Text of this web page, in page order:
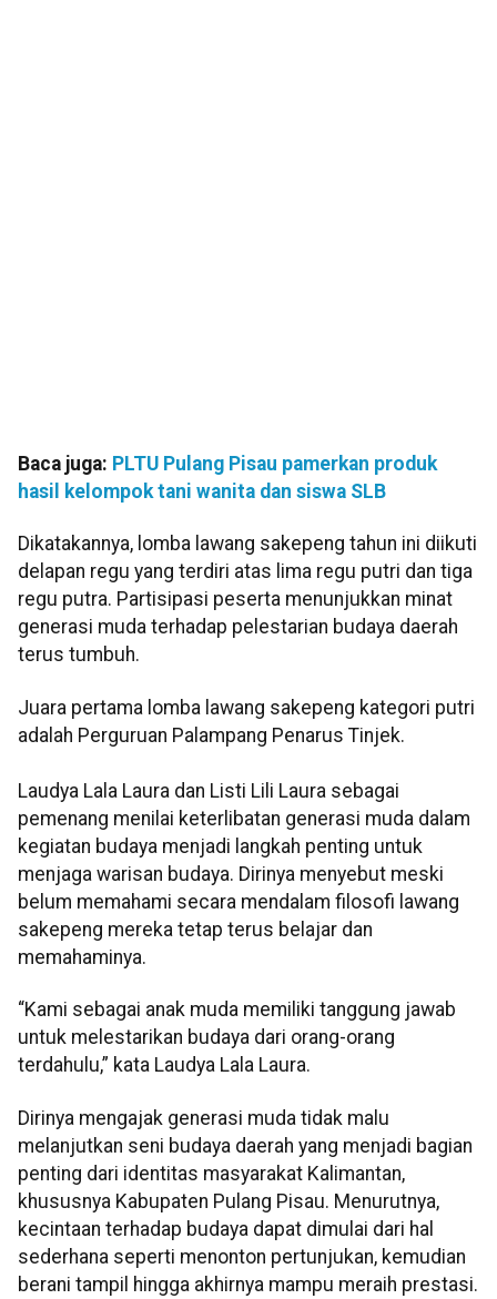
Baca juga: PLTU Pulang Pisau pamerkan produk
hasil kelompok tani wanita dan siswa SLB
Dikatakannya, lomba lawang sakepeng tahun ini diikuti
delapan regu yang terdiri atas lima regu putri dan tiga
regu putra. Partisipasi peserta menunjukkan minat
generasi muda terhadap pelestarian budaya daerah
terus tumbuh.
Juara pertama lomba lawang sakepeng kategori putri
adalah Perguruan Palampang Penarus Tinjek.
Laudya Lala Laura dan Listi Lili Laura sebagai
pemenang menilai keterlibatan generasi muda dalam
kegiatan budaya menjadi langkah penting untuk
menjaga warisan budaya. Dirinya menyebut meski
belum memahami secara mendalam filosofi lawang
sakepeng mereka tetap terus belajar dan
memahaminya.
“Kami sebagai anak muda memiliki tanggung jawab
untuk melestarikan budaya dari orang-orang
terdahulu,” kata Laudya Lala Laura.
Dirinya mengajak generasi muda tidak malu
melanjutkan seni budaya daerah yang menjadi bagian
penting dari identitas masyarakat Kalimantan,
khususnya Kabupaten Pulang Pisau. Menurutnya,
kecintaan terhadap budaya dapat dimulai dari hal
sederhana seperti menonton pertunjukan, kemudian
berani tampil hingga akhirnya mampu meraih prestasi.